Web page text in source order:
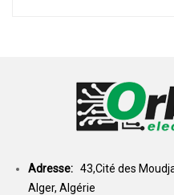
Adresse: 43,Cité des
Alger, Algérie